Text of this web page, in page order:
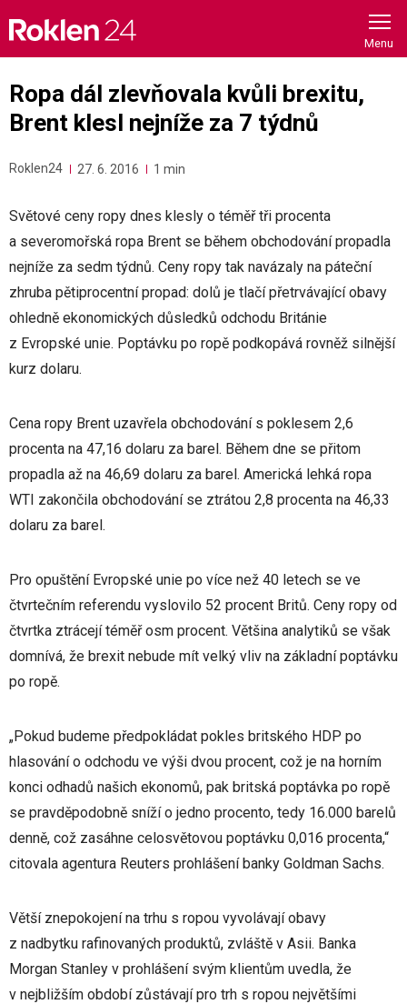
content
Ropa dál zlevňovala kvůli brexitu,
Brent klesl nejníže za 7 týdnů
Roklen24 27. 6. 2016 1 min
Světové ceny ropy dnes klesly o téměř tři procenta
a severomořská ropa Brent se během obchodování propadla
nejníže za sedm týdnů. Ceny ropy tak navázaly na páteční
zhruba pětiprocentní propad: dolů je tlačí přetrvávající obavy
ohledně ekonomických důsledků odchodu Británie
z Evropské unie. Poptávku po ropě podkopává rovněž silnější
kurz dolaru.
Cena ropy Brent uzavřela obchodování s poklesem 2,6
procenta na 47,16 dolaru za barel. Během dne se přitom
propadla až na 46,69 dolaru za barel. Americká lehká ropa
WTI zakončila obchodování se ztrátou 2,8 procenta na 46,33
dolaru za barel.
Pro opuštění Evropské unie po více než 40 letech se ve
čtvrtečním referendu vyslovilo 52 procent Britů. Ceny ropy od
čtvrtka ztrácejí téměř osm procent. Většina analytiků se však
domnívá, že brexit nebude mít velký vliv na základní poptávku
po ropě.
„Pokud budeme předpokládat pokles britského HDP po
hlasování o odchodu ve výši dvou procent, což je na horním
konci odhadů našich ekonomů, pak britská poptávka po ropě
se pravděpodobně sníží o jedno procento, tedy 16.000 barelů
denně, což zasáhne celosvětovou poptávku 0,016 procenta,“
citovala agentura Reuters prohlášení banky Goldman Sachs.
Větší znepokojení na trhu s ropou vyvolávají obavy
z nadbytku rafinovaných produktů, zvláště v Asii. Banka
Morgan Stanley v prohlášení svým klientům uvedla, že
v nejbližším období zůstávají pro trh s ropou největšími